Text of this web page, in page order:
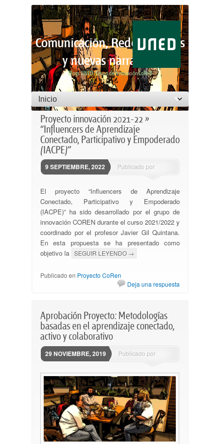
Comunicación, Redes Sociales
y nuevas narrativas
Blogs UNED: Grupo de Innovación CoReN
Menú principal
Saltar al contenido principal
Saltar al contenido secundario
Proyecto innovación 2021-22 »
“Influencers de Aprendizaje
Conectado, Participativo y Empoderado
(IACPE)”
9 SEPTIEMBRE, 2022
Publicado por
El proyecto “Influencers de Aprendizaje
Conectado, Participativo y Empoderado
(IACPE)” ha sido desarrollado por el grupo de
innovación COREN durante el curso 2021/2022 y
coordinado por el profesor Javier Gil Quintana.
En esta propuesta se ha presentado como
objetivo la SEGUIR LEYENDO →
Publicado en Proyecto CoRen
Deja una respuesta
Aprobación Proyecto: Metodologías
basadas en el aprendizaje conectado,
activo y colaborativo
29 NOVIEMBRE, 2019
Publicado por